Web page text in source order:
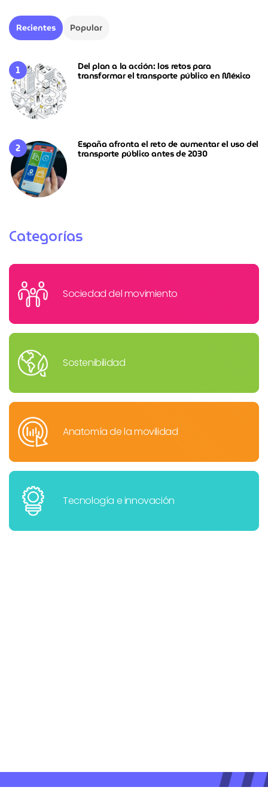
Recientes Popular
Del plan a la acción: los retos para
transformar el transporte público en México
España afronta el reto de aumentar el uso del
transporte público antes de 2030
Categorías
Sociedad del movimiento
Sostenibilidad
Anatomía de la movilidad
Tecnología e innovación